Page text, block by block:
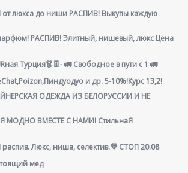
люкса до ниши РАСПИВ! Выкупы каждую
РАСПИВ! Элитный, нишевый, люкс Цена
Турция👗👖- 🚛 Свободное в пути с 1 🚛
и др. 5-10%!Курс 13,2!
ОДЕЖДА ИЗ БЕЛОРУССИИ И НЕ
МОДНО ВМЕСТЕ С НАМИ! СтильнаЯ
Люкс, ниша, селектив.💜 СТОП 20.08
мед